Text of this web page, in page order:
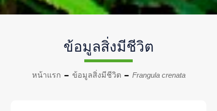
ข้อมูลสิ่งมีชีวิต
หน้าแรก ข้อมูลสิ่งมีชีวิต Frangula crenata